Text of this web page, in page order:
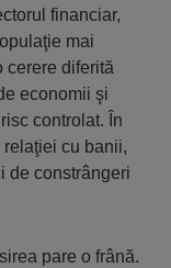
financiar,
mai
cerere diferită
economii şi
controlat. În
cu banii,
de constrângeri
pare o frână.